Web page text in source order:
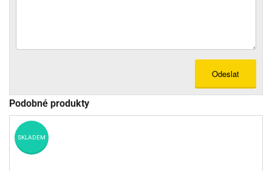
Odeslat
Podobné produkty
SKLADEM